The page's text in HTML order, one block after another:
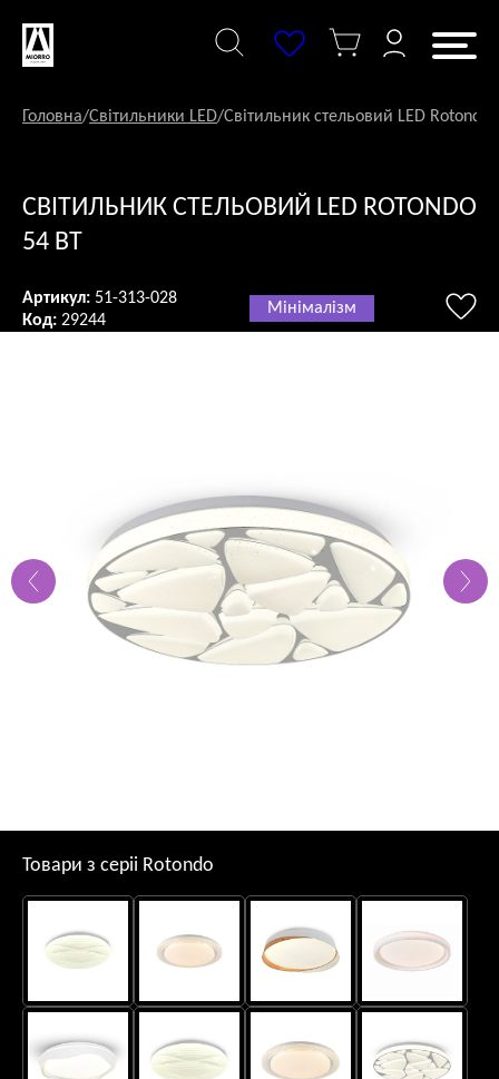
змісту
Головна/Світильники LED/Світильник стельовий LED Rotondo
СВІТИЛЬНИК СТЕЛЬОВИЙ LED ROTONDO
54 ВТ
Артикул: 51-313-028
Код: 29244
Мінімалізм
Товари з серii Rotondo